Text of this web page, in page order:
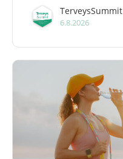
TerveysSummit
6.8.2026